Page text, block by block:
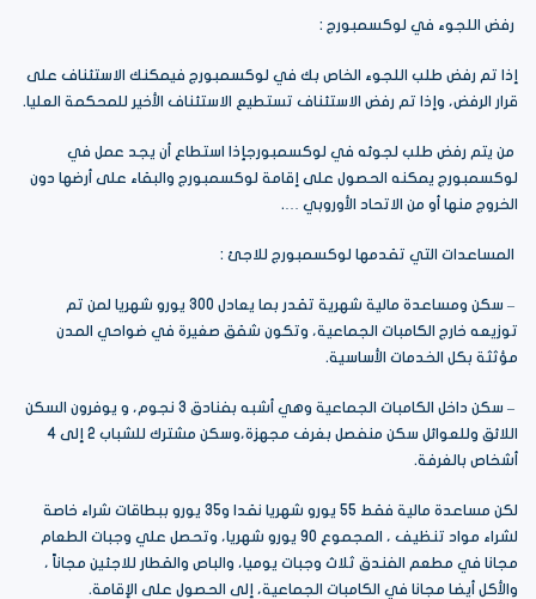
رفض اللجوء في لوكسمبورج :
إذا تم رفض طلب اللجوء الخاص بك في لوكسمبورج فيمكنك الاستئناف على
قرار الرفض، وإذا تم رفض الاستئناف تستطيع الاستئناف الأخير للمحكمة العليا.
من يتم رفض طلب لجوئه في لوكسمبورجإذا استطاع أن يجد عمل في
لوكسمبورج يمكنه الحصول على إقامة لوكسمبورج والبقاء على أرضها دون
الخروج منها أو من الاتحاد الأوروبي ….
المساعدات التي تقدمها لوكسمبورج للاجئ :
– سكن ومساعدة مالية شهرية تقدر بما يعادل 300 يورو شهريا لمن تم
توزيعه خارج الكامبات الجماعية، وتكون شقق صغيرة في ضواحي المدن
مؤثثة بكل الخدمات الأساسية.
– سكن داخل الكامبات الجماعية وهي أشبه بفنادق 3 نجوم، و يوفرون السكن
اللائق وللعوائل سكن منفصل بغرف مجهزة،وسكن مشترك للشباب 2 إلى 4
أشخاص بالغرفة.
لكن مساعدة مالية فقط 55 يورو شهريا نقدا و35 يورو ببطاقات شراء خاصة
لشراء مواد تنظيف ، المجموع 90 يورو شهريا، وتحصل علي وجبات الطعام
مجانا في مطعم الفندق ثلاث وجبات يوميا، والباص والقطار للاجئين مجاناً ،
والأكل أيضا مجانا في الكامبات الجماعية، إلى الحصول على الإقامة.